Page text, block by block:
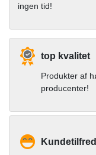
ingen tid!
top kvalitet
Produkter af
producenter!